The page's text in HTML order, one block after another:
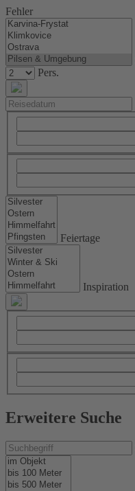
Fehler
Pers.
Feiertage
Inspiration
Erweitere Suche